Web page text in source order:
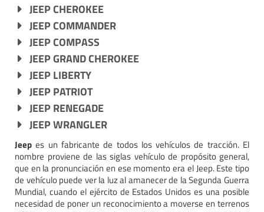
JEEP CHEROKEE
JEEP COMMANDER
JEEP COMPASS
JEEP GRAND CHEROKEE
JEEP LIBERTY
JEEP PATRIOT
JEEP RENEGADE
JEEP WRANGLER
Jeep es un fabricante de todos los vehículos de tracción. El
nombre proviene de las siglas vehículo de propósito general,
que en la pronunciación en ese momento era el Jeep. Este tipo
de vehículo puede ver la luz al amanecer de la Segunda Guerra
Mundial, cuando el ejército de Estados Unidos es una posible
necesidad de poner un reconocimiento a moverse en terrenos